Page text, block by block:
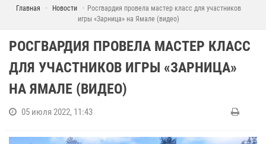
Главная Новости
Росгвардия провела мастер класс для участников
игры «Зарница» на Ямале (видео)
РОСГВАРДИЯ ПРОВЕЛА МАСТЕР КЛАСС
ДЛЯ УЧАСТНИКОВ ИГРЫ «ЗАРНИЦА»
НА ЯМАЛЕ (ВИДЕО)
05 июля 2022, 11:43